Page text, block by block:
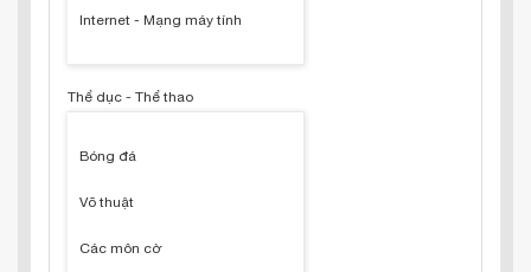
Internet - Mạng máy tính
Thể dục - Thể thao
Bóng đá
Võ thuật
Các môn cờ